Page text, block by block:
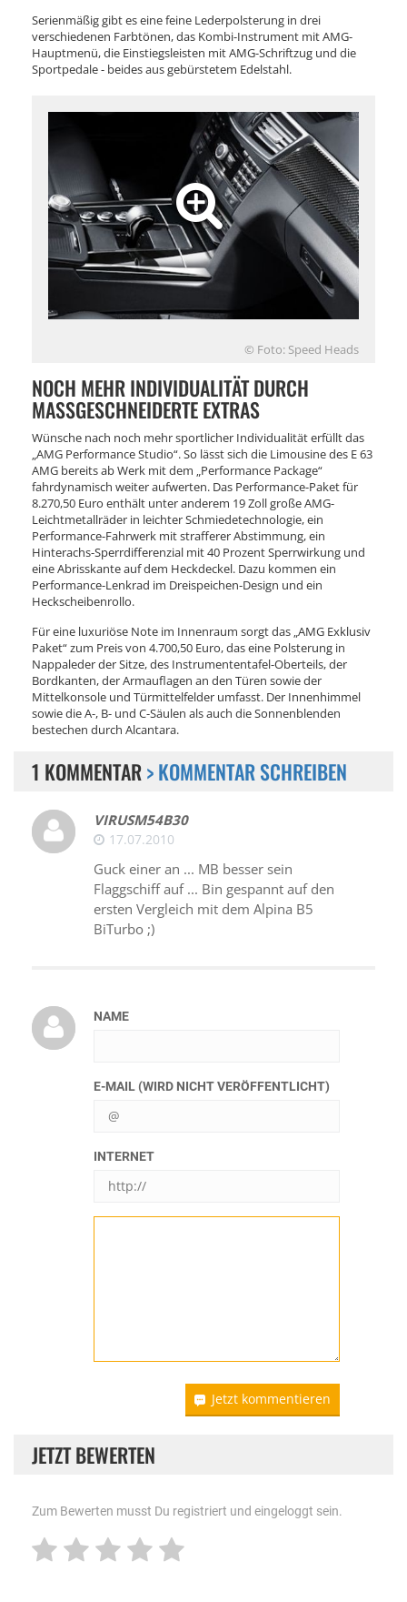
Serienmäßig gibt es eine feine Lederpolsterung in drei
verschiedenen Farbtönen, das Kombi-Instrument mit AMG-
Hauptmenü, die Einstiegsleisten mit AMG-Schriftzug und die
Sportpedale - beides aus gebürstetem Edelstahl.
© Foto: Speed Heads
NOCH MEHR INDIVIDUALITÄT DURCH
MASSGESCHNEIDERTE EXTRAS
Wünsche nach noch mehr sportlicher Individualität erfüllt das
„AMG Performance Studio“. So lässt sich die Limousine des E 63
AMG bereits ab Werk mit dem „Performance Package“
fahrdynamisch weiter aufwerten. Das Performance-Paket für
8.270,50 Euro enthält unter anderem 19 Zoll große AMG-
Leichtmetallräder in leichter Schmiedetechnologie, ein
Performance-Fahrwerk mit strafferer Abstimmung, ein
Hinterachs-Sperrdifferenzial mit 40 Prozent Sperrwirkung und
eine Abrisskante auf dem Heckdeckel. Dazu kommen ein
Performance-Lenkrad im Dreispeichen-Design und ein
Heckscheibenrollo.
Für eine luxuriöse Note im Innenraum sorgt das „AMG Exklusiv
Paket“ zum Preis von 4.700,50 Euro, das eine Polsterung in
Nappaleder der Sitze, des Instrumententafel-Oberteils, der
Bordkanten, der Armauflagen an den Türen sowie der
Mittelkonsole und Türmittelfelder umfasst. Der Innenhimmel
sowie die A-, B- und C-Säulen als auch die Sonnenblenden
bestechen durch Alcantara.
1 KOMMENTAR> KOMMENTAR SCHREIBEN
VIRUSM54B30
17.07.2010
Guck einer an ... MB besser sein
Flaggschiff auf ... Bin gespannt auf den
ersten Vergleich mit dem Alpina B5
BiTurbo ;)
NAME
E-MAIL (WIRD NICHT VERÖFFENTLICHT)
INTERNET
Jetzt kommentieren
JETZT BEWERTEN
Zum Bewerten musst Du registriert und eingeloggt sein.